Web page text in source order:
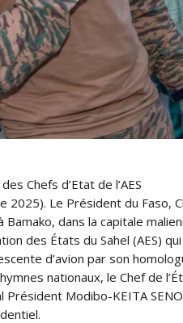
Chefs d’Etat de l’AES
2025). Le Président du Faso,
dans la capitale
des États du Sahel (AES)
d’avion par son
nationaux, le Chef de
Président Modibo-KEITA